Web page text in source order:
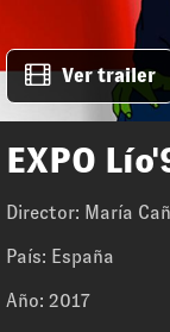
Ver trailer
EXPO
Director: María
País: España
Año: 2017